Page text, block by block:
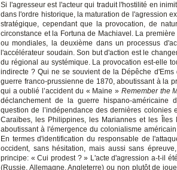
Si l'agresseur est l'acteur qui traduit l'hostilité en
dans l'ordre historique, la maturation de l'agression
stratégique, cependant que la provocation, de
circonstance et la Fortuna de Machiavel. La
ou mondiales, la deuxième dans un processus
l'accélérateur soudain. Son but d'action est le
du régional au systémique. La provocation est-elle
indirecte ? Qui ne se souvient de la Dépêche
guerre franco-prussienne de 1870, aboutissant à la
qui a oublié l’accident du « Maine » Remember the
déclanchement de la guerre hispano-
question de l’indépendance des dernières
Caraïbes, les Philippines, les Mariannes et les Îles
aboutissant à l'émergence du colonialisme
En termes d'identification du responsable de
occident, sans hésitation, mais aussi sans
principe: « Cui prodest ? » L'acte d'agression a-t-il
(Russie, Allemagne, Angleterre) ou non plutôt de